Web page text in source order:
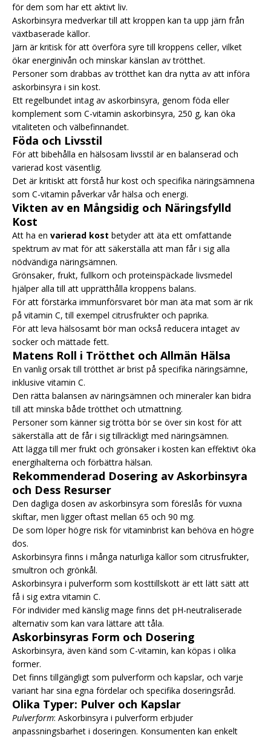
för dem som har ett aktivt liv.
Askorbinsyra medverkar till att kroppen kan ta upp järn från
växtbaserade källor.
Järn är kritisk för att överföra syre till kroppens celler, vilket
ökar energinivån och minskar känslan av trötthet.
Personer som drabbas av trötthet kan dra nytta av att införa
askorbinsyra i sin kost.
Ett regelbundet intag av askorbinsyra, genom föda eller
komplement som C-vitamin askorbinsyra, 250 g, kan öka
vitaliteten och välbefinnandet.
Föda och Livsstil
För att bibehålla en hälsosam livsstil är en balanserad och
varierad kost väsentlig.
Det är kritiskt att förstå hur kost och specifika näringsämnena
som C-vitamin påverkar vår hälsa och energi.
Vikten av en Mångsidig och Näringsfylld
Kost
Att ha en varierad kost betyder att äta ett omfattande
spektrum av mat för att säkerställa att man får i sig alla
nödvändiga näringsämnen.
Grönsaker, frukt, fullkorn och proteinspäckade livsmedel
hjälper alla till att upprätthålla kroppens balans.
För att förstärka immunförsvaret bör man äta mat som är rik
på vitamin C, till exempel citrusfrukter och paprika.
För att leva hälsosamt bör man också reducera intaget av
socker och mättade fett.
Matens Roll i Trötthet och Allmän Hälsa
En vanlig orsak till trötthet är brist på specifika näringsämne,
inklusive vitamin C.
Den rätta balansen av näringsämnen och mineraler kan bidra
till att minska både trötthet och utmattning.
Personer som känner sig trötta bör se över sin kost för att
säkerställa att de får i sig tillräckligt med näringsämnen.
Att lägga till mer frukt och grönsaker i kosten kan effektivt öka
energihalterna och förbättra hälsan.
Rekommenderad Dosering av Askorbinsyra
och Dess Resurser
Den dagliga dosen av askorbinsyra som föreslås för vuxna
skiftar, men ligger oftast mellan 65 och 90 mg.
De som löper högre risk för vitaminbrist kan behöva en högre
dos.
Askorbinsyra finns i många naturliga källor som citrusfrukter,
smultron och grönkål.
Askorbinsyra i pulverform som kosttillskott är ett lätt sätt att
få i sig extra vitamin C.
För individer med känslig mage finns det pH-neutraliserade
alternativ som kan vara lättare att tåla.
Askorbinsyras Form och Dosering
Askorbinsyra, även känd som C-vitamin, kan köpas i olika
former.
Det finns tillgängligt som pulverform och kapslar, och varje
variant har sina egna fördelar och specifika doseringsråd.
Olika Typer: Pulver och Kapslar
Pulverform: Askorbinsyra i pulverform erbjuder
anpassningsbarhet i doseringen. Konsumenten kan enkelt